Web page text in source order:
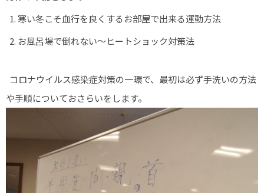
寒い冬こそ血行を良くするお部屋で出来る運動方法
お風呂場で倒れない～ヒートショック対策法
コロナウイルス感染症対策の一環で、最初は必ず手洗いの方法
や手順についておさらいをします。